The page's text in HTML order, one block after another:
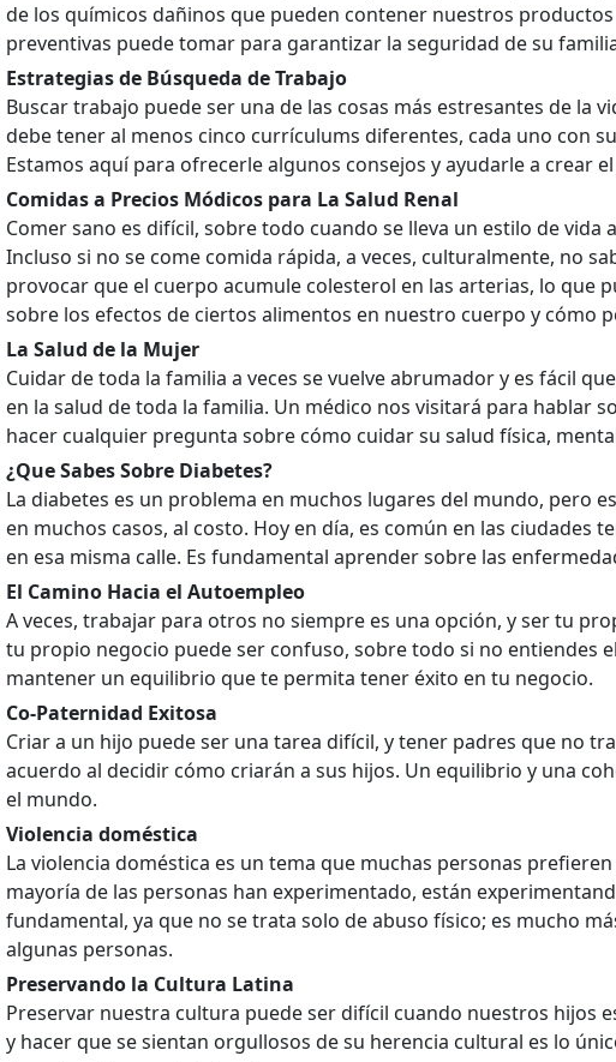
de los químicos dañinos que pueden contener nuestros
preventivas puede tomar para garantizar la seguridad de su
Estrategias de Búsqueda de Trabajo
Buscar trabajo puede ser una de las cosas más estresantes de la
debe tener al menos cinco currículums diferentes, cada uno con
Estamos aquí para ofrecerle algunos consejos y ayudarle a crear
Comidas a Precios Módicos para La Salud Renal
Comer sano es difícil, sobre todo cuando se lleva un estilo de
Incluso si no se come comida rápida, a veces, culturalmente, no
provocar que el cuerpo acumule colesterol en las arterias, lo
sobre los efectos de ciertos alimentos en nuestro cuerpo y cómo
La Salud de la Mujer
Cuidar de toda la familia a veces se vuelve abrumador y es fácil
en la salud de toda la familia. Un médico nos visitará para hablar
hacer cualquier pregunta sobre cómo cuidar su salud física,
¿Que Sabes Sobre Diabetes?
La diabetes es un problema en muchos lugares del mundo, pero
en muchos casos, al costo. Hoy en día, es común en las
en esa misma calle. Es fundamental aprender sobre las
El Camino Hacia el Autoempleo
A veces, trabajar para otros no siempre es una opción, y ser tu
tu propio negocio puede ser confuso, sobre todo si no entiendes
mantener un equilibrio que te permita tener éxito en tu negocio.
Co-Paternidad Exitosa
Criar a un hijo puede ser una tarea difícil, y tener padres que no
acuerdo al decidir cómo criarán a sus hijos. Un equilibrio y una
el mundo.
Violencia doméstica
La violencia doméstica es un tema que muchas personas
mayoría de las personas han experimentado, están
fundamental, ya que no se trata solo de abuso físico; es mucho
algunas personas.
Preservando la Cultura Latina
Preservar nuestra cultura puede ser difícil cuando nuestros hijos
y hacer que se sientan orgullosos de su herencia cultural es lo